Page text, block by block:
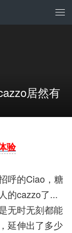
居然有
验
呼的Ciao，糖
的cazzo了...
无时无刻都能
延伸出了多少